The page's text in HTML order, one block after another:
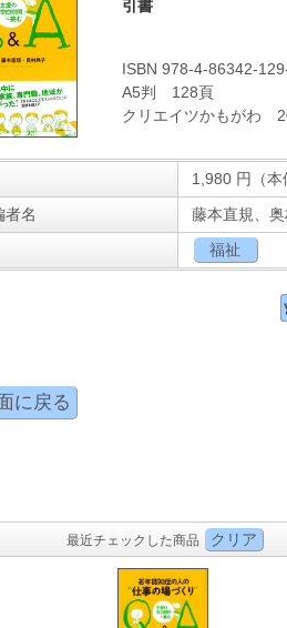
引書
ISBN 978-4-86342-
A5判 128頁
クリエイツかもがわ
1,980 円（
者名
藤本直規、
福祉
に戻る
最近チェックした商品 クリア